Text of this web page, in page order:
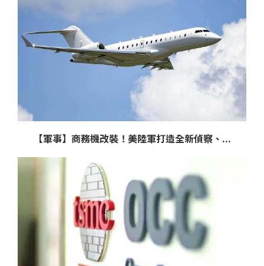
【軍事】商務機改裝！美陸軍打造全新偵察、...